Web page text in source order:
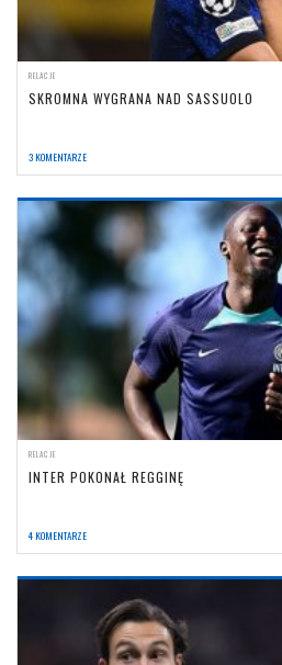
RELACJE
SKROMNA WYGRANA NAD SASSUOLO
3 KOMENTARZE
RELACJE
INTER POKONAŁ REGGINĘ
4 KOMENTARZE